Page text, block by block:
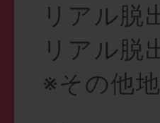
リアル脱
リアル脱
※その他